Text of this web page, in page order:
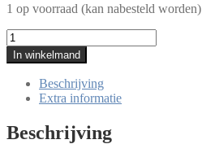
1 op voorraad (kan nabesteld worden)
Jákó
Daumenübungen
für
Violoncello
aantal
In winkelmand
Beschrijving
Extra informatie
Beschrijving